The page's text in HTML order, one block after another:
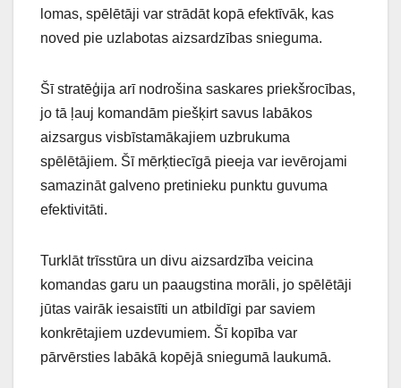
lomas, spēlētāji var strādāt kopā efektīvāk, kas
noved pie uzlabotas aizsardzības snieguma.
Šī stratēģija arī nodrošina saskares priekšrocības,
jo tā ļauj komandām piešķirt savus labākos
aizsargus visbīstamākajiem uzbrukuma
spēlētājiem. Šī mērķtiecīgā pieeja var ievērojami
samazināt galveno pretinieku punktu guvuma
efektivitāti.
Turklāt trīsstūra un divu aizsardzība veicina
komandas garu un paaugstina morāli, jo spēlētāji
jūtas vairāk iesaistīti un atbildīgi par saviem
konkrētajiem uzdevumiem. Šī kopība var
pārvērsties labākā kopējā sniegumā laukumā.